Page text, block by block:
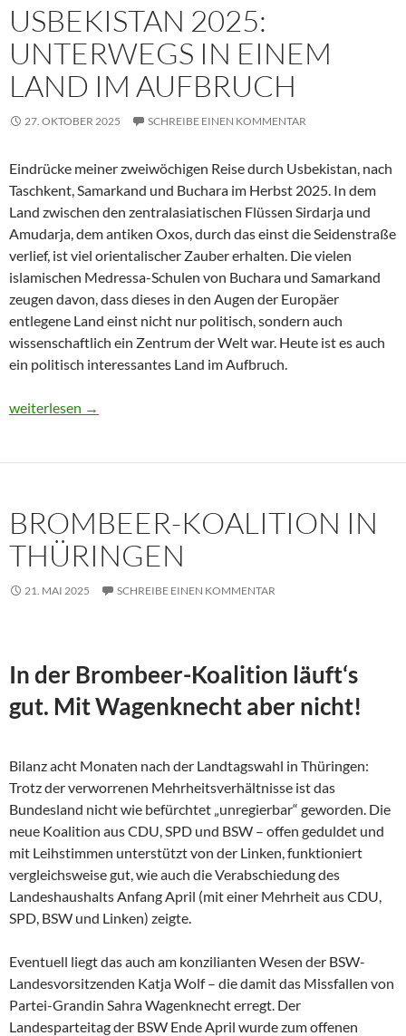
USBEKISTAN 2025:
UNTERWEGS IN EINEM
LAND IM AUFBRUCH
27. OKTOBER 2025 SCHREIBE EINEN KOMMENTAR
Eindrücke meiner zweiwöchigen Reise durch Usbekistan, nach
Taschkent, Samarkand und Buchara im Herbst 2025. In dem
Land zwischen den zentralasiatischen Flüssen Sirdarja und
Amudarja, dem antiken Oxos, durch das einst die Seidenstraße
verlief, ist viel orientalischer Zauber erhalten. Die vielen
islamischen Medressa-Schulen von Buchara und Samarkand
zeugen davon, dass dieses in den Augen der Europäer
entlegene Land einst nicht nur politisch, sondern auch
wissenschaftlich ein Zentrum der Welt war. Heute ist es auch
ein politisch interessantes Land im Aufbruch.
Usbekistan 2025: Unterwegs in einem Land im Aufbruch
weiterlesen →
BROMBEER-KOALITION IN
THÜRINGEN
21. MAI 2025 SCHREIBE EINEN KOMMENTAR
In der Brombeer-Koalition läuft‘s
gut. Mit Wagenknecht aber nicht!
Bilanz acht Monaten nach der Landtagswahl in Thüringen:
Trotz der verworrenen Mehrheitsverhältnisse ist das
Bundesland nicht wie befürchtet „unregierbar“ geworden. Die
neue Koalition aus CDU, SPD und BSW – offen geduldet und
mit Leihstimmen unterstützt von der Linken, funktioniert
vergleichsweise gut, wie auch die Verabschiedung des
Landeshaushalts Anfang April (mit einer Mehrheit aus CDU,
SPD, BSW und Linken) zeigte.
Eventuell liegt das auch am konzilianten Wesen der BSW-
Landesvorsitzenden Katja Wolf – die damit das Missfallen von
Partei-Grandin Sahra Wagenknecht erregt. Der
Landesparteitag der BSW Ende April wurde zum offenen